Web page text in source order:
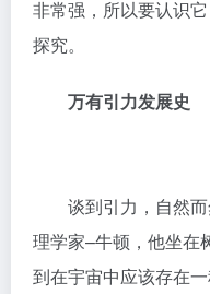
非常强，所以要认识
探究。
万有引力发展史
谈到引力，自然而
理学家–牛顿，他坐在
到在宇宙中应该存在